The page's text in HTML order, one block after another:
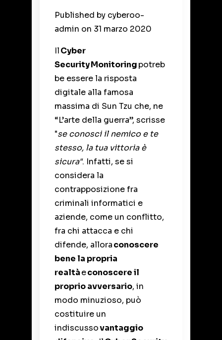
Published by cyberoo-
admin on 31 marzo 2020
IlCyber
SecurityMonitoringpotreb
be essere la risposta
digitale alla famosa
massima di Sun Tzu che, ne
“L’arte della guerra”, scrisse
"se conosci il nemico e te
stesso, la tua vittoria è
sicura". Infatti, se si
considera la
contrapposizione fra
criminali informatici e
aziende, come un conflitto,
fra chi attacca e chi
difende, alloraconoscere
bene la propria
realtàeconoscere il
proprio avversario, in
modo minuzioso, può
costituire un
indiscussovantaggio